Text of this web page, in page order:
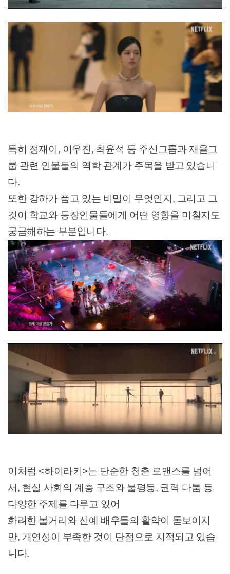
특히 정재이, 이우진, 최윤석 등 주신그룹과 재율그
룹 관련 인물들의 역학 관계가 주목을 받고 있습니
다.
또한 강하가 품고 있는 비밀이 무엇인지, 그리고 그
것이 학교와 등장인물들에게 어떤 영향을 미칠지도
궁금해하는 부분입니다.
이처럼 <하이라키>는 단순한 청춘 로맨스를 넘어
서, 현실 사회의 계층 구조와 불평등, 권력 다툼 등
다양한 주제를 다루고 있어
화려한 볼거리와 신예 배우들의 활약이 돋보이지
만, 개연성이 부족한 것이 단점으로 지적되고 있습
니다.